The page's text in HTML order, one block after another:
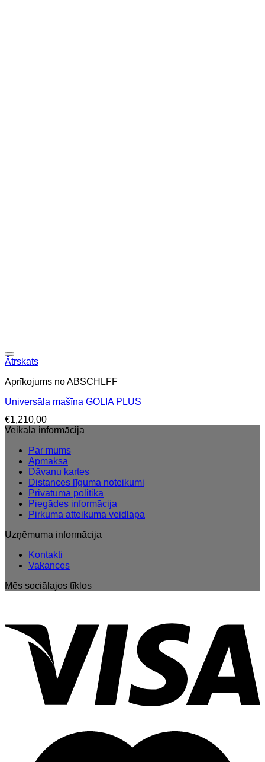
Ātrskats
Aprīkojums no ABSCHLFF
Universāla mašīna GOLIA PLUS
€1,210,00
Veikala informācija
Par mums
Apmaksa
Dāvanu kartes
Distances līguma noteikumi
Privātuma politika
Piegādes informācija
Pirkuma atteikuma veidlapa
Uzņēmuma informācija
Kontakti
Vakances
Mēs sociālajos tīklos